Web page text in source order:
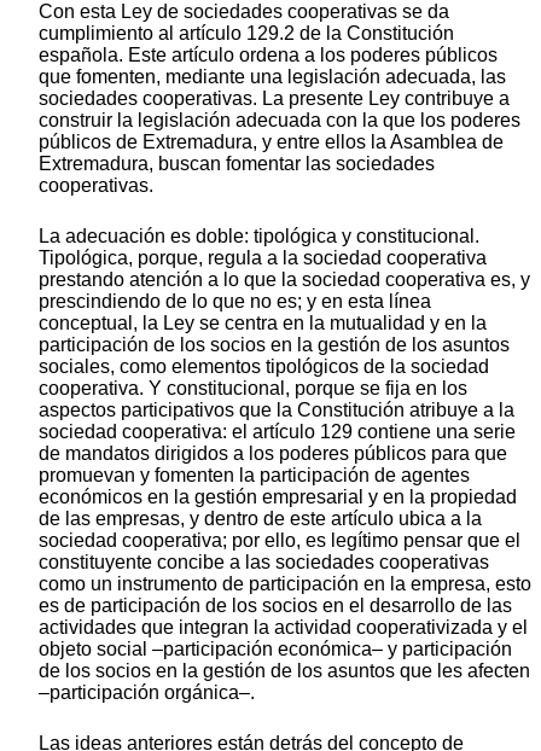
Con esta Ley de sociedades cooperativas se da
cumplimiento al artículo 129.2 de la Constitución
española. Este artículo ordena a los poderes públicos
que fomenten, mediante una legislación adecuada, las
sociedades cooperativas. La presente Ley contribuye a
construir la legislación adecuada con la que los poderes
públicos de Extremadura, y entre ellos la Asamblea de
Extremadura, buscan fomentar las sociedades
cooperativas.
La adecuación es doble: tipológica y constitucional.
Tipológica, porque, regula a la sociedad cooperativa
prestando atención a lo que la sociedad cooperativa es, y
prescindiendo de lo que no es; y en esta línea
conceptual, la Ley se centra en la mutualidad y en la
participación de los socios en la gestión de los asuntos
sociales, como elementos tipológicos de la sociedad
cooperativa. Y constitucional, porque se fija en los
aspectos participativos que la Constitución atribuye a la
sociedad cooperativa: el artículo 129 contiene una serie
de mandatos dirigidos a los poderes públicos para que
promuevan y fomenten la participación de agentes
económicos en la gestión empresarial y en la propiedad
de las empresas, y dentro de este artículo ubica a la
sociedad cooperativa; por ello, es legítimo pensar que el
constituyente concibe a las sociedades cooperativas
como un instrumento de participación en la empresa, esto
es de participación de los socios en el desarrollo de las
actividades que integran la actividad cooperativizada y el
objeto social –participación económica– y participación
de los socios en la gestión de los asuntos que les afecten
–participación orgánica–.
Las ideas anteriores están detrás del concepto de